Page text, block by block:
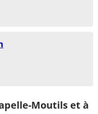
Moutils et à